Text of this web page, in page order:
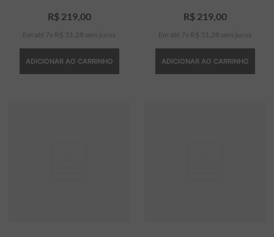
R$ 219, 00
Em até 7 x R$ 31 28 sem juros
ADICIONAR AO CARRINHO
R$ 219, 00
Em até 7 x R$ 31 28 sem juros
ADICIONAR AO CARRINHO